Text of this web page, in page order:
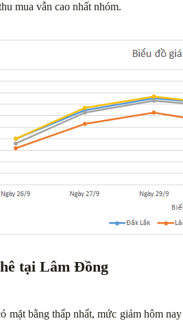
mua vẫn cao nhất nhóm.
tại Lâm Đồng
mặt bằng thấp nhất, mức giảm hôm